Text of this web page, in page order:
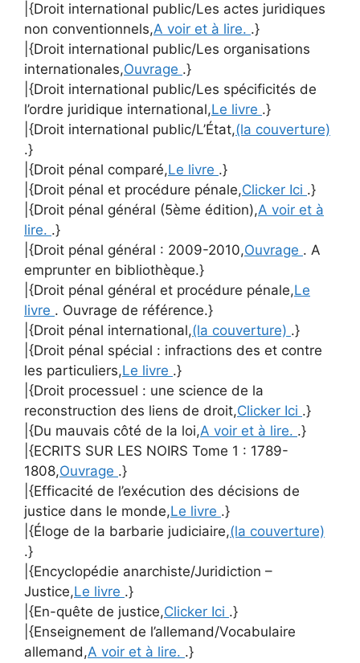
|{Droit international public/Les actes juridiques
non conventionnels,A voir et à lire. .}
|{Droit international public/Les organisations
internationales,Ouvrage .}
|{Droit international public/Les spécificités de
l’ordre juridique international,Le livre .}
|{Droit international public/L’État,(la couverture)
.}
|{Droit pénal comparé,Le livre .}
|{Droit pénal et procédure pénale,Clicker Ici .}
|{Droit pénal général (5ème édition),A voir et à
lire. .}
|{Droit pénal général : 2009-2010,Ouvrage . A
emprunter en bibliothèque.}
|{Droit pénal général et procédure pénale,Le
livre . Ouvrage de référence.}
|{Droit pénal international,(la couverture) .}
|{Droit pénal spécial : infractions des et contre
les particuliers,Le livre .}
|{Droit processuel : une science de la
reconstruction des liens de droit,Clicker Ici .}
|{Du mauvais côté de la loi,A voir et à lire. .}
|{ECRITS SUR LES NOIRS Tome 1 : 1789-
1808,Ouvrage .}
|{Efficacité de l’exécution des décisions de
justice dans le monde,Le livre .}
|{Éloge de la barbarie judiciaire,(la couverture)
.}
|{Encyclopédie anarchiste/Juridiction –
Justice,Le livre .}
|{En-quête de justice,Clicker Ici .}
|{Enseignement de l’allemand/Vocabulaire
allemand,A voir et à lire. .}